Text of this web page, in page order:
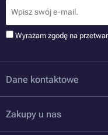
Wyrażam zgodę na
Dane kontaktowe
Zakupy u nas